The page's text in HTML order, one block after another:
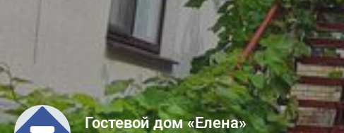
Гостевой дом «Елена»